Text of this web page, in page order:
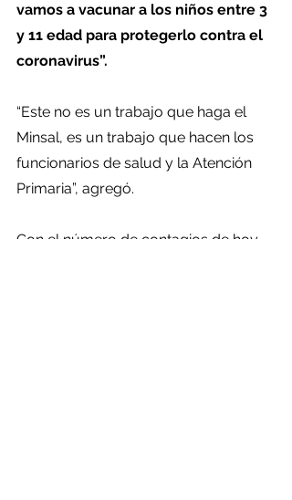
vamos a vacunar a los niños entre 3
y 11 edad para protegerlo contra el
coronavirus”.
“Este no es un trabajo que haga el
Minsal, es un trabajo que hacen los
funcionarios de salud y la Atención
Primaria”, agregó.
Con el número de contagios de hoy,